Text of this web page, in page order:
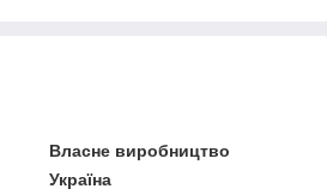
Власне виробництво
Україна